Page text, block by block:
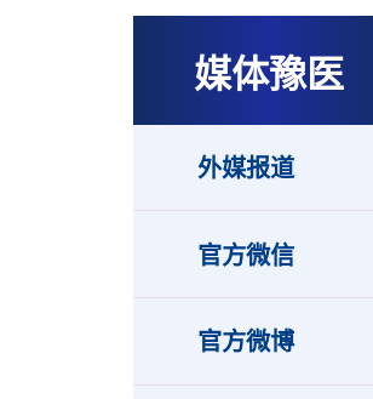
媒体豫医
外媒报道
官方微信
官方微博